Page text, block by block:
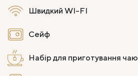
Швидкий WI-FI
Сейф
Набір для приготування чаю